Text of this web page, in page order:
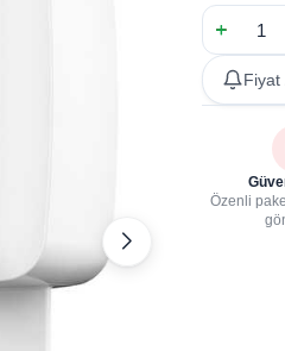
Fiyat
Özenli